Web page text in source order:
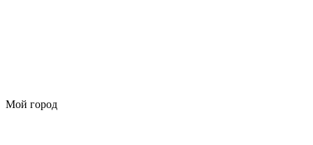
Мой город